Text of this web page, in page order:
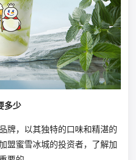
多少
牌，以其独特的口味和精湛的
盟蜜雪冰城的投资者，了解加